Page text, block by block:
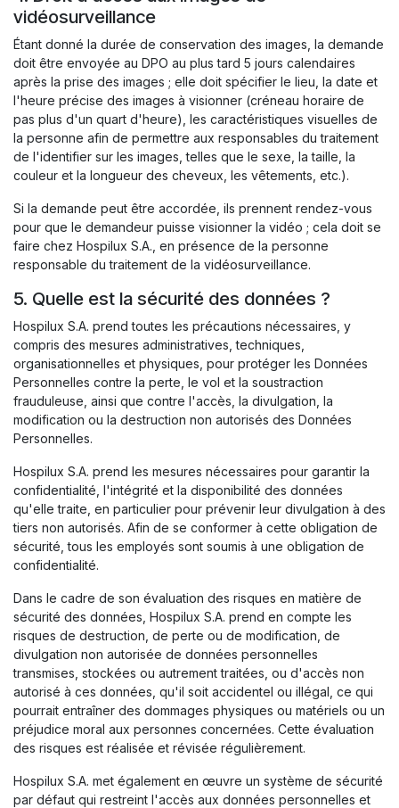
vidéosurveillance
Étant donné la durée de conservation des images, la demande
doit être envoyée au DPO au plus tard 5 jours calendaires
après la prise des images ; elle doit spécifier le lieu, la date et
l'heure précise des images à visionner (créneau horaire de
pas plus d'un quart d'heure), les caractéristiques visuelles de
la personne afin de permettre aux responsables du traitement
de l'identifier sur les images, telles que le sexe, la taille, la
couleur et la longueur des cheveux, les vêtements, etc.).
Si la demande peut être accordée, ils prennent rendez-vous
pour que le demandeur puisse visionner la vidéo ; cela doit se
faire chez Hospilux S.A., en présence de la personne
responsable du traitement de la vidéosurveillance.
5. Quelle est la sécurité des données ?
Hospilux S.A. prend toutes les précautions nécessaires, y
compris des mesures administratives, techniques,
organisationnelles et physiques, pour protéger les Données
Personnelles contre la perte, le vol et la soustraction
frauduleuse, ainsi que contre l'accès, la divulgation, la
modification ou la destruction non autorisés des Données
Personnelles.
Hospilux S.A. prend les mesures nécessaires pour garantir la
confidentialité, l'intégrité et la disponibilité des données
qu'elle traite, en particulier pour prévenir leur divulgation à des
tiers non autorisés. Afin de se conformer à cette obligation de
sécurité, tous les employés sont soumis à une obligation de
confidentialité.
Dans le cadre de son évaluation des risques en matière de
sécurité des données, Hospilux S.A. prend en compte les
risques de destruction, de perte ou de modification, de
divulgation non autorisée de données personnelles
transmises, stockées ou autrement traitées, ou d'accès non
autorisé à ces données, qu'il soit accidentel ou illégal, ce qui
pourrait entraîner des dommages physiques ou matériels ou un
préjudice moral aux personnes concernées. Cette évaluation
des risques est réalisée et révisée régulièrement.
Hospilux S.A. met également en œuvre un système de sécurité
par défaut qui restreint l'accès aux données personnelles et